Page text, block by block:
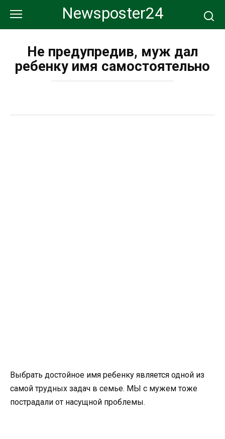
контенту
Newsposter24
Не предупредив, муж дал
ребенку имя самостоятельно
Выбрать достойное имя ребенку является одной из
самой трудных задач в семье. МЫ с мужем тоже
пострадали от насущной проблемы.